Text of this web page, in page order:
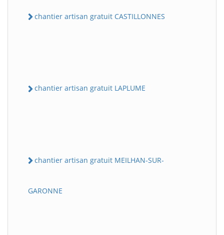
chantier artisan gratuit CASTILLONNES
chantier artisan gratuit LAPLUME
chantier artisan gratuit MEILHAN-SUR-
GARONNE